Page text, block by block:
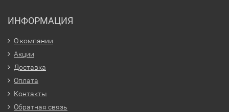
ИНФОРМАЦИЯ
О компании
Акции
Доставка
Оплата
Контакты
Обратная связь